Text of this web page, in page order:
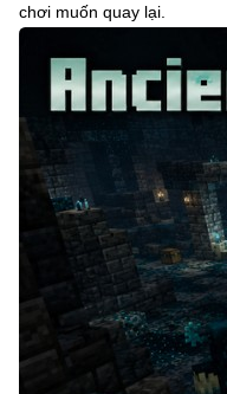
chơi muốn quay lại.